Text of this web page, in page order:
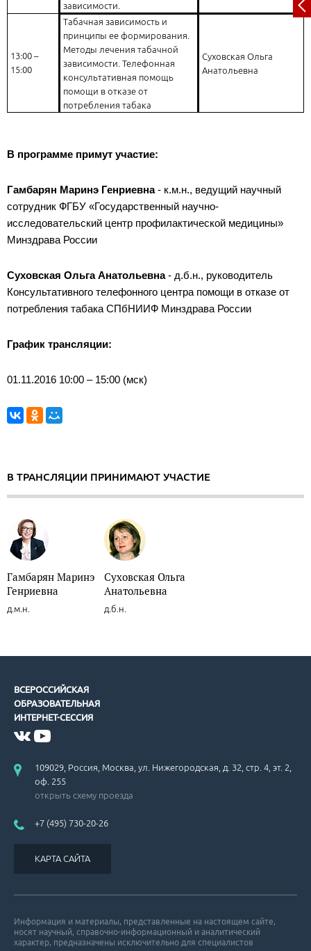
зависимости.
13:00 –
15:00
Табачная зависимость и
принципы ее формирования.
Методы лечения табачной
зависимости. Телефонная
консультативная помощь
помощи в отказе от
потребления табака
Суховская Ольга
Анатольевна
В программе примут участие:
Гамбарян Маринэ Генриевна- к.м.н., ведущий научный
сотрудник ФГБУ «Государственный научно-
исследовательский центр профилактической медицины»
Минздрава России
Суховская Ольга Анатольевна- д.б.н., руководитель
Консультативного телефонного центра помощи в отказе от
потребления табака СПбНИИФ Минздрава России
График трансляции:
01.11.2016 10:00 – 15:00 (мск)
В ТРАНСЛЯЦИИ ПРИНИМАЮТ УЧАСТИЕ
Гамбарян Маринэ
Генриевна
д.м.н.
Суховская Ольга
Анатольевна
д.б.н.
ВСЕРОССИЙСКАЯ
ОБРАЗОВАТЕЛЬНАЯ
ИНТЕРНЕТ-СЕССИЯ
109029, Россия, Москва, ул. Нижегородская, д. 32, стр. 4, эт. 2,
оф. 255
открыть схему проезда
+7 (495) 730-20-26
КАРТА САЙТА
Информация и материалы, представленные на настоящем сайте,
носят научный, справочно-информационный и аналитический
характер, предназначены исключительно для специалистов